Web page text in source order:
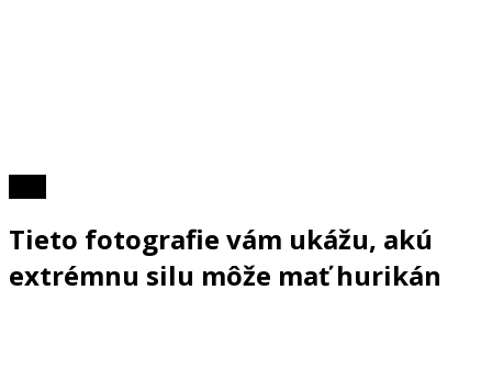
Tieto fotografie vám ukážu, akú
extrémnu silu môže mať hurikán